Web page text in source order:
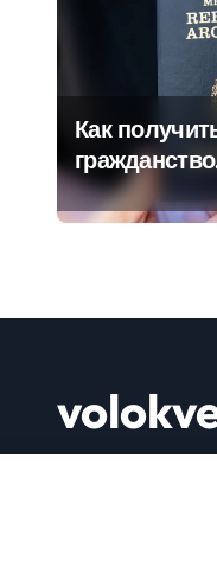
Как
гражданство
Аргентины:
руководство